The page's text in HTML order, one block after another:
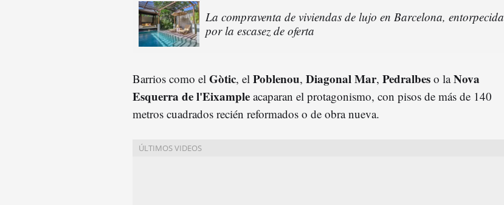
La compraventa de viviendas de lujo en Barcelona, entorpecida
por la escasez de oferta
Barrios como el Gòtic, el Poblenou, Diagonal Mar, Pedralbes o laNova
Esquerra de l'Eixample acaparan el protagonismo, con pisos de más de 140
metros cuadrados recién reformados o de obra nueva.